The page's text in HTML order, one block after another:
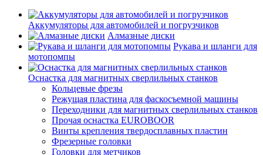
Аккумуляторы для автомобилей и погрузчиков
Алмазные диски
Рукава и шланги для
мотопомпы
Оснастка для магнитных сверлильных станков
Кольцевые фрезы
Режущая пластина для фаскосъемной машины
Переходники для магнитных сверлильных станков
Прочая оснастка EUROBOOR
Винты крепления твердосплавных пластин
Фрезерные головки
Головки для метчиков